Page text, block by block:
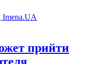
Imena.UA
прийти